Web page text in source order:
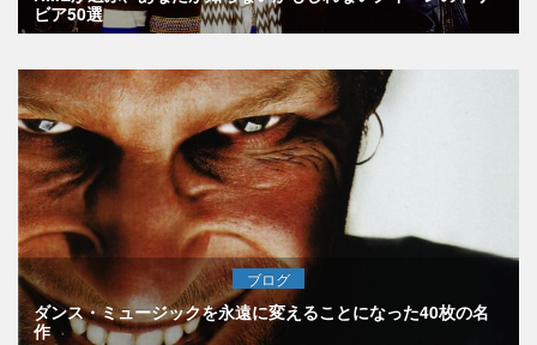
ビア50選
ブログ
ダンス・ミュージックを永遠に変えることになった40枚の名
作